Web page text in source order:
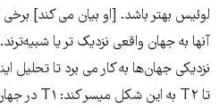
لوئیس بهتر باشد. [او بیان می کند]
آنها به جهان واقعی نزدیک تر یا